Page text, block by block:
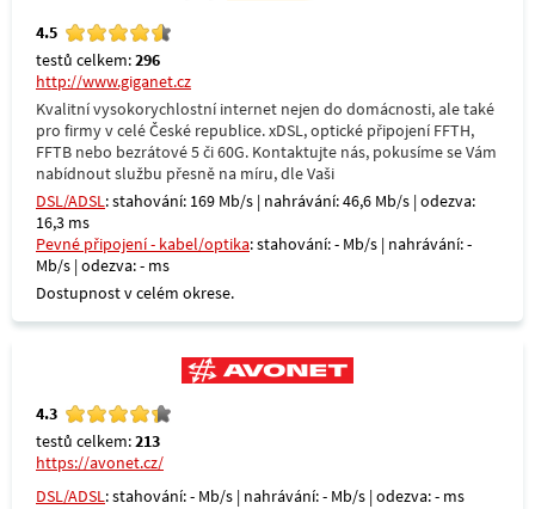
4.5
testů celkem:296
http://www.giganet.cz
Kvalitní vysokorychlostní internet nejen do domácnosti, ale také
pro firmy v celé České republice. xDSL, optické připojení FFTH,
FFTB nebo bezrátové 5 či 60G. Kontaktujte nás, pokusíme se Vám
nabídnout službu přesně na míru, dle Vaši
DSL/ADSL: stahování: 169 Mb/s | nahrávání: 46,6 Mb/s | odezva:
16,3 ms
Pevné připojení - kabel/optika: stahování: - Mb/s | nahrávání: -
Mb/s | odezva: - ms
Dostupnost v celém okrese.
4.3
testů celkem:213
https://avonet.cz/
DSL/ADSL: stahování: - Mb/s | nahrávání: - Mb/s | odezva: - ms